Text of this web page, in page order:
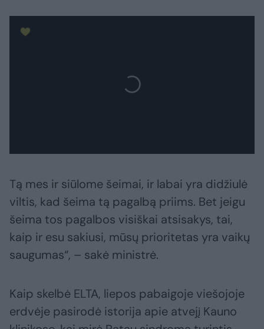
Tą mes ir siūlome šeimai, ir labai yra didžiulė
viltis, kad šeima tą pagalbą priims. Bet jeigu
šeima tos pagalbos visiškai atsisakys, tai,
kaip ir esu sakiusi, mūsų prioritetas yra vaikų
saugumas“, – sakė ministrė.
Kaip skelbė ELTA, liepos pabaigoje viešojoje
erdvėje pasirodė istorija apie atvejį Kauno